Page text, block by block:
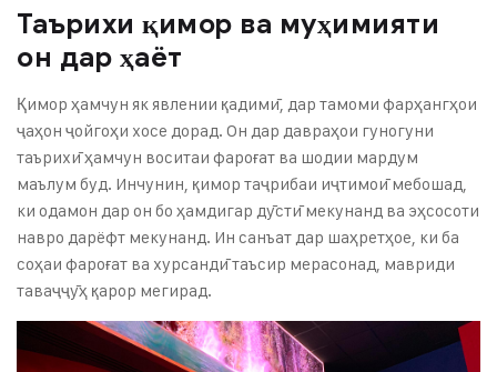
Таърихи қимор ва муҳимияти
он дар ҳаёт
Қимор ҳамчун як явлении қадимӣ, дар тамоми фарҳангҳои
ҷаҳон ҷойгоҳи хосе дорад. Он дар давраҳои гуногуни
таърихӣ ҳамчун воситаи фароғат ва шодии мардум
маълум буд. Инчунин, қимор таҷрибаи иҷтимоӣ мебошад,
ки одамон дар он бо ҳамдигар дӯстӣ мекунанд ва эҳсосоти
навро дарёфт мекунанд. Ин санъат дар шаҳретҳое, ки ба
соҳаи фароғат ва хурсандӣ таъсир мерасонад, мавриди
таваҷҷӯҳ қарор мегирад.